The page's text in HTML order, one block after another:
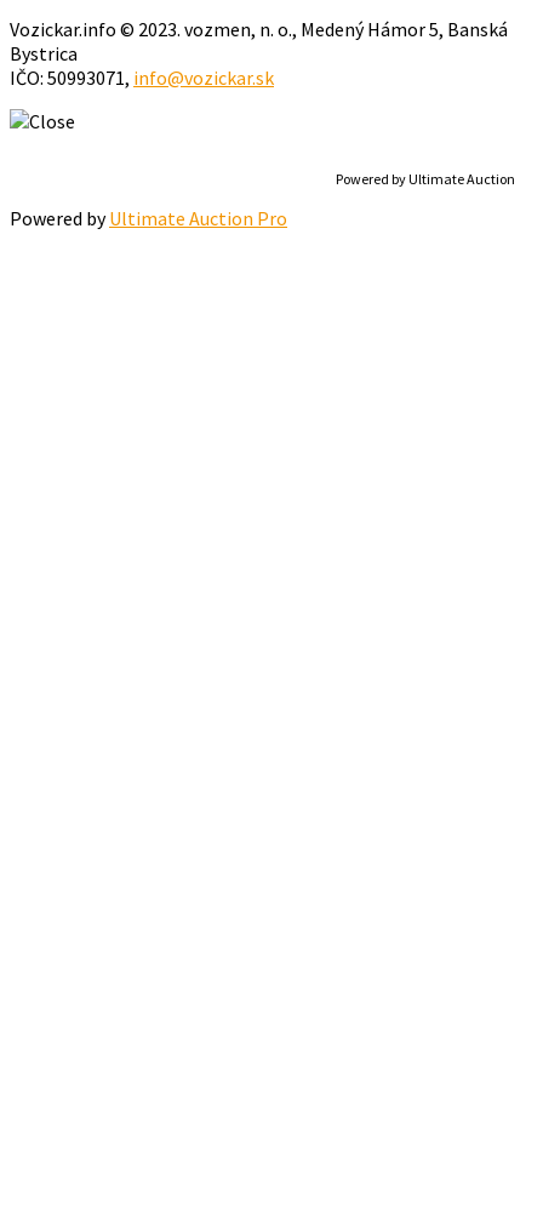
Vozickar.info © 2023. vozmen, n. o., Medený Hámor 5, Banská
Bystrica
IČO: 50993071, info@vozickar.sk
Powered by Ultimate Auction
Powered byUltimate Auction Pro